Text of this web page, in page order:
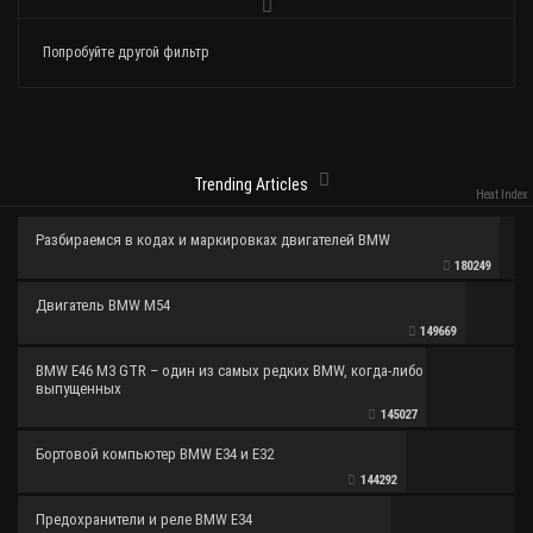
Попробуйте другой фильтр
Trending Articles
Heat Index
Разбираемся в кодах и маркировках двигателей BMW
180249
Двигатель BMW M54
149669
BMW E46 M3 GTR – один из самых редких BMW, когда-либо
выпущенных
145027
Бортовой компьютер BMW E34 и E32
144292
Предохранители и реле BMW E34